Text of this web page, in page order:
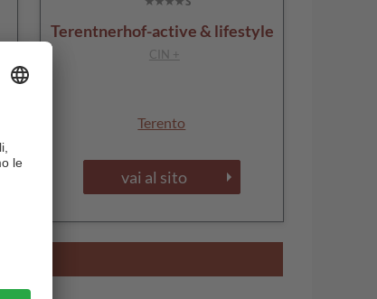
Terentnerhof-active & lifestyle
CIN +
Terento
vai al sito